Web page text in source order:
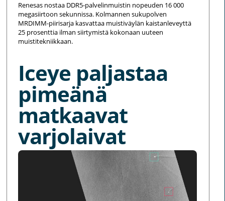
Renesas nostaa DDR5-palvelinmuistin nopeuden 16 000
megasiirtoon sekunnissa. Kolmannen sukupolven
MRDIMM-piirisarja kasvattaa muistiväylän kaistanleveyttä
25 prosenttia ilman siirtymistä kokonaan uuteen
muistitekniikkaan.
Iceye paljastaa
pimeänä
matkaavat
varjolaivat